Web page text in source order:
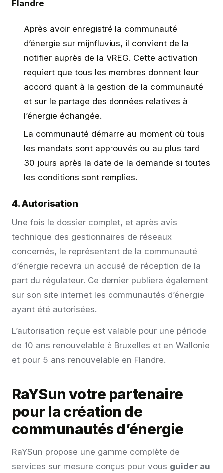
Flandre
Après avoir enregistré la communauté
d’énergie sur mijnfluvius, il convient de la
notifier auprès de la VREG. Cette activation
requiert que tous les membres donnent leur
accord quant à la gestion de la communauté
et sur le partage des données relatives à
l’énergie échangée.
La communauté démarre au moment où tous
les mandats sont approuvés ou au plus tard
30 jours après la date de la demande si toutes
les conditions sont remplies.
4. Autorisation
Une fois le dossier complet, et après avis
technique des gestionnaires de réseaux
concernés, le représentant de la communauté
d’énergie recevra un accusé de réception de la
part du régulateur. Ce dernier publiera également
sur son site internet les communautés d’énergie
ayant été autorisées.
L’autorisation reçue est valable pour une période
de 10 ans renouvelable à Bruxelles et en Wallonie
et pour 5 ans renouvelable en Flandre.
RaYSun votre partenaire
pour la création de
communautés d’énergie
RaYSun propose une gamme complète de
services sur mesure conçus pour vous guider au